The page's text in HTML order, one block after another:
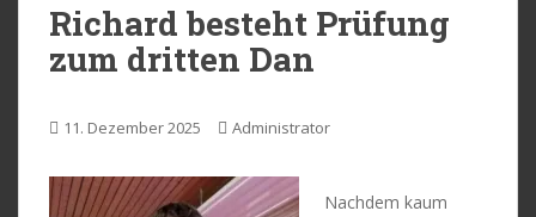
Richard besteht Prüfung
zum dritten Dan
11. Dezember 2025 Administrator
Nachdem kaum